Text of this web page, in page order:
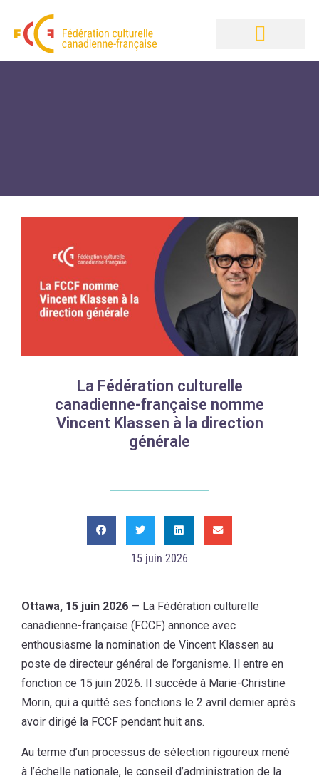
La Fédération culturelle
canadienne-française nomme
Vincent Klassen à la direction
générale
15 juin 2026
Ottawa, 15 juin 2026 — La Fédération culturelle
canadienne-française (FCCF) annonce avec
enthousiasme la nomination de Vincent Klassen au
poste de directeur général de l’organisme. Il entre en
fonction ce 15 juin 2026. Il succède à Marie-Christine
Morin, qui a quitté ses fonctions le 2 avril dernier après
avoir dirigé la FCCF pendant huit ans.
Au terme d’un processus de sélection rigoureux mené
à l’échelle nationale, le conseil d’administration de la